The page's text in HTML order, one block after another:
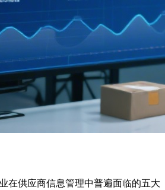
在供应商信息管理中普遍面临的五大